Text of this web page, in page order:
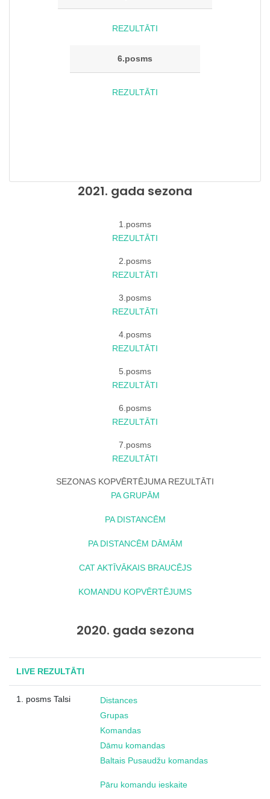
REZULTĀTI
6.posms
REZULTĀTI
2021. gada sezona
1.posms
REZULTĀTI
2.posms
REZULTĀTI
3.posms
REZULTĀTI
4.posms
REZULTĀTI
5.posms
REZULTĀTI
6.posms
REZULTĀTI
7.posms
REZULTĀTI
SEZONAS KOPVĒRTĒJUMA REZULTĀTI
PA GRUPĀM
PA DISTANCĒM
PA DISTANCĒM DĀMĀM
CAT AKTĪVĀKAIS BRAUCĒJS
KOMANDU KOPVĒRTĒJUMS
2020. gada sezona
LIVE REZULTĀTI
1. posms Talsi
Distances
Grupas
Komandas
Dāmu komandas
Baltais Pusaudžu komandas
Pāru komandu ieskaite